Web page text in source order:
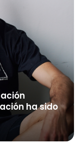
ha sido